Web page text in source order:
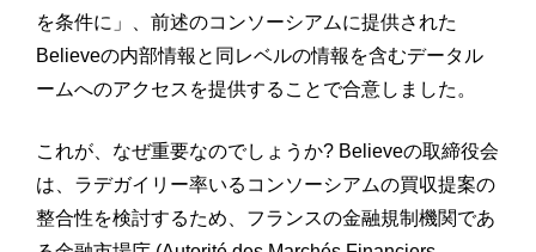
を条件に」、前述のコンソーシアムに提供された
Believeの内部情報と同レベルの情報を含むデータル
ームへのアクセスを提供することで合意しました。
これが、なぜ重要なのでしょうか? Believeの取締役会
は、ラデガイリー率いるコンソーシアムの買収提案の
整合性を検討するため、フランスの金融規制機関であ